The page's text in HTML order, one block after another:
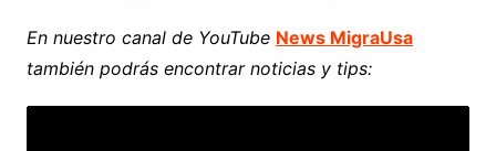
En nuestro canal de YouTube News MigraUsa
también podrás encontrar noticias y tips: